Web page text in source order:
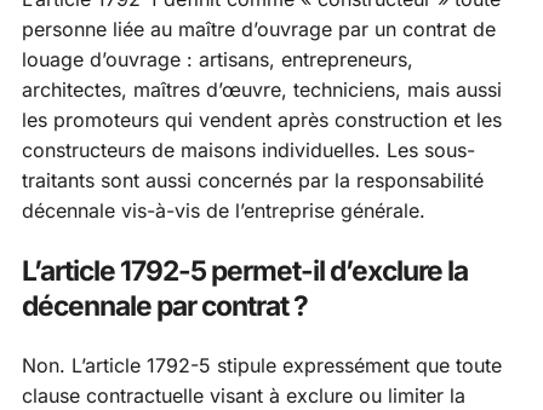
personne liée au maître d’ouvrage par un contrat de
louage d’ouvrage : artisans, entrepreneurs,
architectes, maîtres d’œuvre, techniciens, mais aussi
les promoteurs qui vendent après construction et les
constructeurs de maisons individuelles. Les sous-
traitants sont aussi concernés par la responsabilité
décennale vis-à-vis de l’entreprise générale.
L’article 1792-5 permet-il d’exclure la
décennale par contrat ?
Non. L’article 1792-5 stipule expressément que toute
clause contractuelle visant à exclure ou limiter la